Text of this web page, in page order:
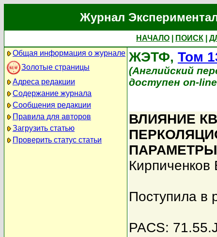
Журнал
НАЧАЛО ПОИСК
Общая информация о журнале
Золотые страницы
Адреса редакции
Содержание журнала
Сообщения редакции
Правила для авторов
Загрузить статью
Проверить статус статьи
ЖЭТФ, Том
(Английский
доступен on-
ВЛИЯНИЕ
Поступила в
PACS: